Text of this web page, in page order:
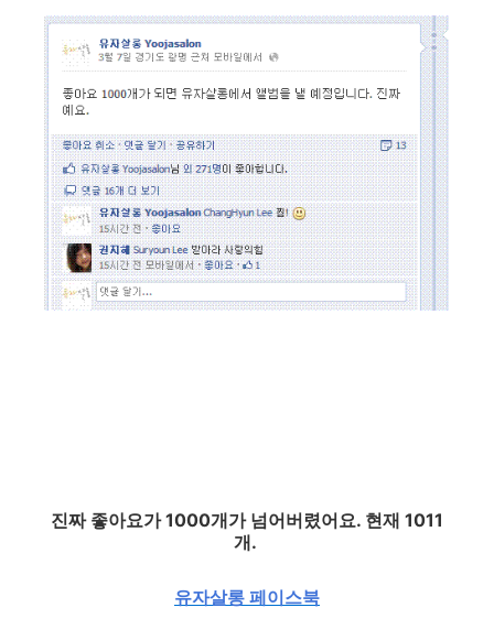
진짜 좋아요가 1000개가 넘어버렸어요. 현재 1011
개.
유자살롱 페이스북